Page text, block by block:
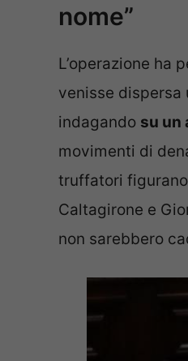
nome”
L’operazione ha
venisse
indagando su un
movimenti di
truffatori
Caltagirone e
non sarebbero